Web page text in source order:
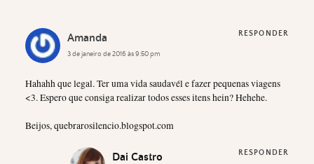
Amanda
3 de janeiro de 2016 às 9:50 pm
Hahahh que legal. Ter uma vida saudavél e fazer pequenas viagens
<3. Espero que consiga realizar todos esses itens hein? Hehehe.
Beijos, quebrarosilencio.blogspot.com
RESPONDER
Dai Castro RESPONDER